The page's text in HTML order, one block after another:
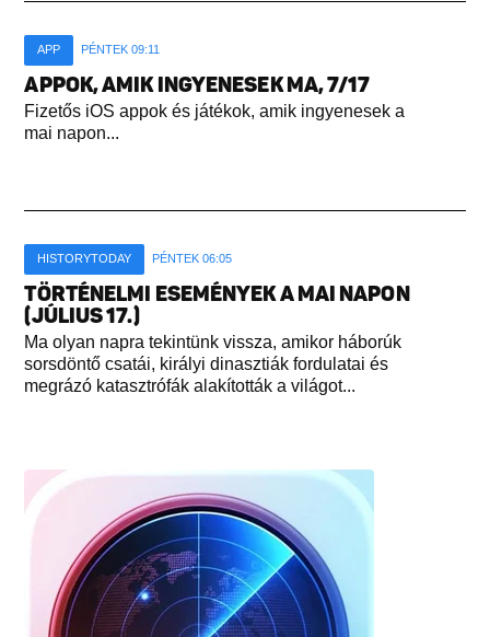
APP PÉNTEK 09:11
APPOK, AMIK INGYENESEK MA, 7/17
Fizetős iOS appok és játékok, amik ingyenesek a
mai napon...
HISTORYTODAY PÉNTEK 06:05
TÖRTÉNELMI ESEMÉNYEK A MAI NAPON
(JÚLIUS 17.)
Ma olyan napra tekintünk vissza, amikor háborúk
sorsdöntő csatái, királyi dinasztiák fordulatai és
megrázó katasztrófák alakították a világot...